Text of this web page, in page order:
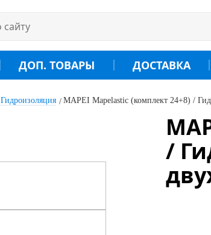
ДОП. ТОВАРЫ ДОСТАВКА
Гидроизоляция MAPEI Mapelastic (комплект 24+8) /
/